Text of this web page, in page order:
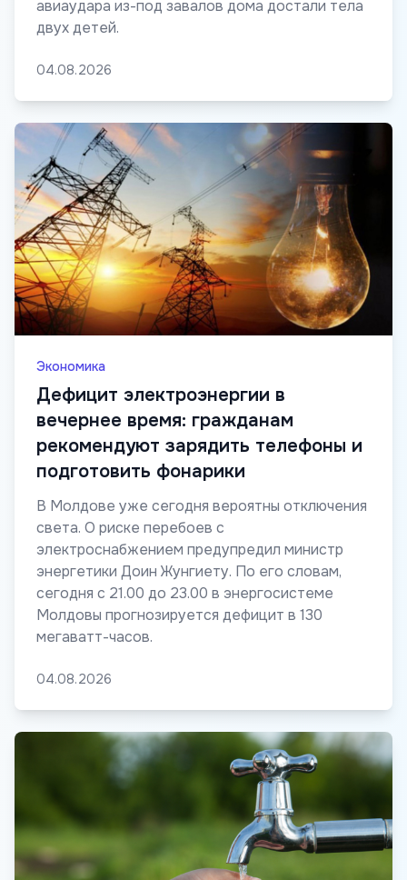
авиаудара из-под завалов дома достали тела
двух детей.
04.08.2026
Экономика
Дефицит электроэнергии в
вечернее время: гражданам
рекомендуют зарядить телефоны и
подготовить фонарики
В Молдове уже сегодня вероятны отключения
света. О риске перебоев с
электроснабжением предупредил министр
энергетики Доин Жунгиету. По его словам,
сегодня с 21.00 до 23.00 в энергосистеме
Молдовы прогнозируется дефицит в 130
мегаватт-часов.
04.08.2026